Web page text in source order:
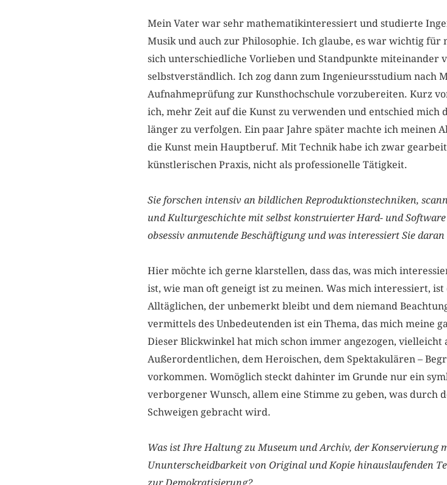
Mein Vater war sehr mathematikinteressiert und studierte
Musik und auch zur Philosophie. Ich glaube, es war wichtig für
sich unterschiedliche Vorlieben und Standpunkte miteinander
selbstverständlich. Ich zog dann zum Ingenieursstudium nach
Aufnahmeprüfung zur ­Kunsthochschule vorzubereiten. Kurz
ich, mehr Zeit auf die Kunst zu verwenden und entschied mich
länger zu verfolgen. Ein paar Jahre später machte ich meinen
die Kunst mein Hauptberuf. Mit Technik habe ich zwar
künstlerischen Praxis, nicht als professionelle Tätigkeit.
Sie forschen intensiv an bildlichen Reproduktions­techniken,
und Kulturgeschichte mit selbst konstruierter Hard- und
obsessiv anmutende Beschäftigung und was interessiert Sie
Hier möchte ich gerne klarstellen, dass das, was mich
ist, wie man oft geneigt ist zu meinen. Was mich interessiert,
Alltäglichen, der unbemerkt bleibt und dem niemand
vermittels des Unbedeutenden ist ein Thema, das mich meine
Dieser Blickwinkel hat mich schon immer angezogen, vielleicht
Außerordentlichen, dem Heroischen, dem Spektakulären –
vorkommen. Womöglich steckt dahinter im Grunde nur ein
verborgener Wunsch, allem eine Stimme zu geben, was durch
Schweigen gebracht wird.
Was ist Ihre Haltung zu Museum und Archiv, der Konservierung
Ununterscheidbarkeit von Original und Kopie hinauslaufenden